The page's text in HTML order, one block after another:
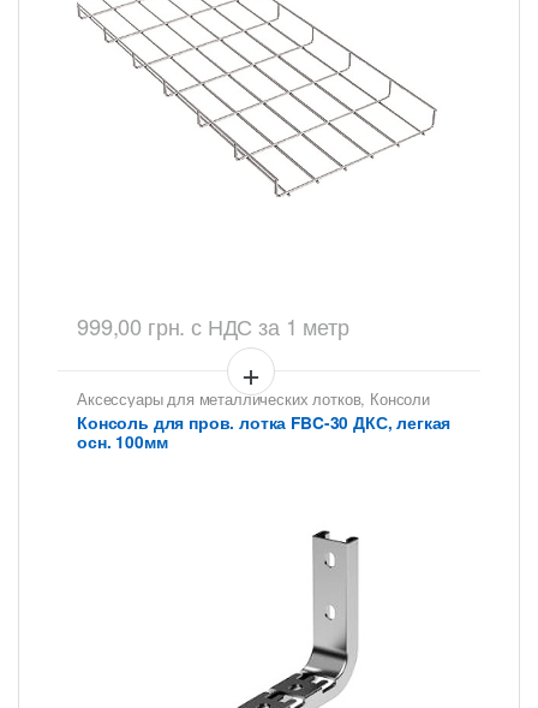
999,00 грн. с НДС за 1 метр
Аксессуары для металлических лотков, Консоли
для сетчатых лотков
Консоль для пров. лотка FBC-30 ДКС, легкая
осн. 100мм